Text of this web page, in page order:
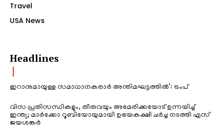
Travel
USA News
Headlines
ഇറാനുമായുള്ള സമാധാനകരാർ അന്തിമഘട്ടത്തിൽ‌’: ട്രംപ്
വിസ പ്രതിസന്ധികളും, തീരുവയും അമേരിക്കയോട് ഉന്നയിച്ച്
ഇന്ത്യ; മാർക്കോ റൂബിയോയുമായി ഉഭയകക്ഷി ചർച്ച നടത്തി എസ്
ജയശങ്കർ